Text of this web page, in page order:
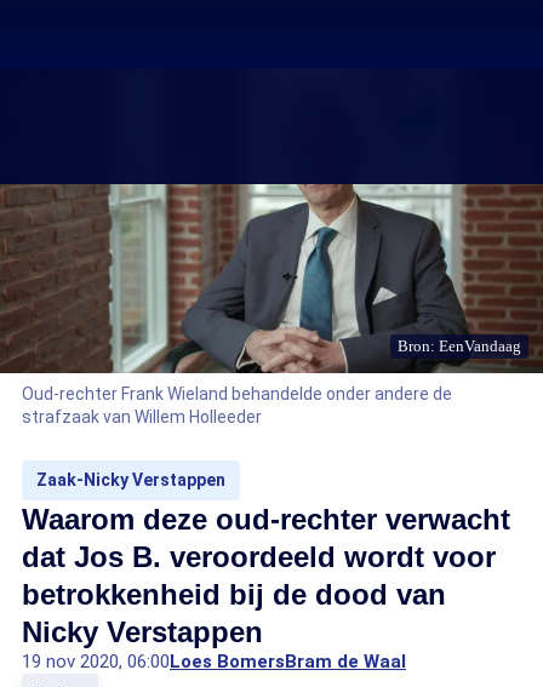
Bron: EenVandaag
Oud-rechter Frank Wieland behandelde onder andere de
strafzaak van Willem Holleeder
Zaak-Nicky Verstappen
Waarom deze oud-rechter verwacht
dat Jos B. veroordeeld wordt voor
betrokkenheid bij de dood van
Nicky Verstappen
19 nov 2020, 06:00Loes BomersBram de Waal